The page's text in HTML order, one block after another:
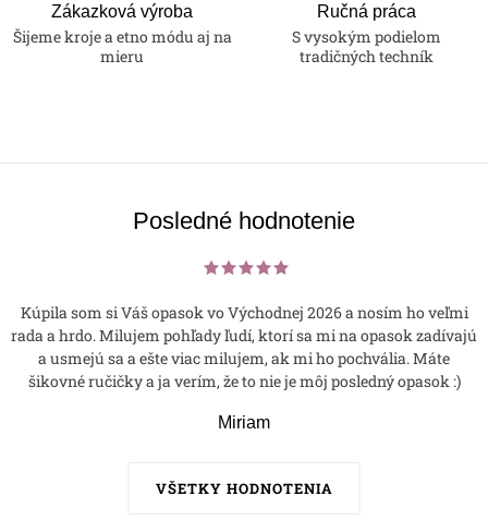
Zákazková výroba
Šijeme kroje a etno módu aj na
mieru
Ručná práca
S vysokým podielom
tradičných techník
Posledné hodnotenie
VŠETKY HODNOTENIA
Kúpila som si Váš opasok vo Východnej 2026 a nosím ho veľmi
rada a hrdo. Milujem pohľady ľudí, ktorí sa mi na opasok zadívajú
a usmejú sa a ešte viac milujem, ak mi ho pochvália. Máte
šikovné ručičky a ja verím, že to nie je môj posledný opasok :)
Miriam